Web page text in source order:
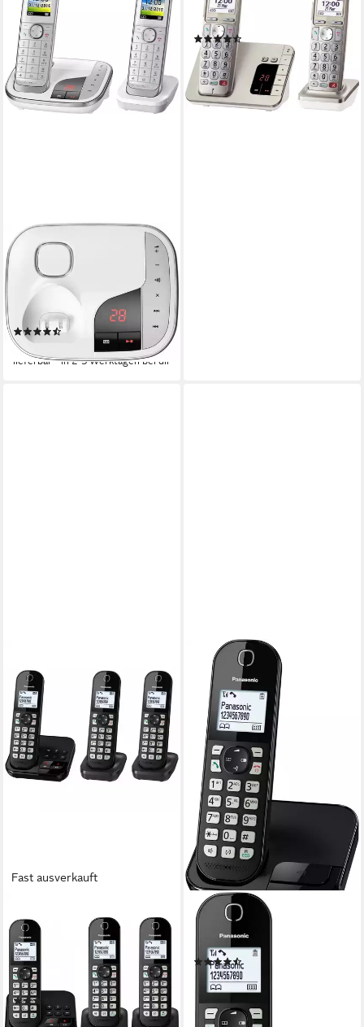
PANASONIC
KX-TGJ322 Schnurloses
DECT-Telefon (Mobilteile: 2,
mit Anrufbeantworter,
Weckfunktion, Freisprechen)
(909)
114,28 €
lieferbar - in 2-3 Werktagen bei dir
KX-TGE262GN DECT-Telefon
(Mobilteile: 2)
(34)
ab 77,98 €
lieferbar - in 2-3 Werktagen bei dir
Fast ausverkauft
KX-TGC463GB
Festnetztelefon (Mobilteile: 3,
Integrierter
Anrufbeantworter)
(9)
99,90 €
PANASONIC
Festnetztelefon (Mobilteile: 1)
ab 34,79 €
lieferbar - in 4-5 Werktagen bei dir